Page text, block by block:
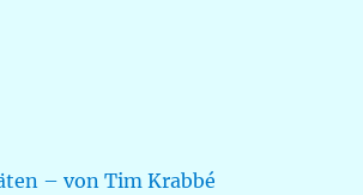
– von Tim Krabbé